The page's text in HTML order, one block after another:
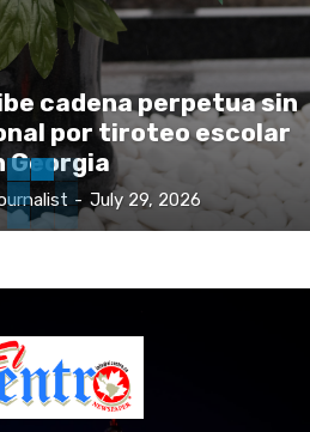
cadena perpetua sin
por tiroteo escolar
Georgia
- July 29, 2026